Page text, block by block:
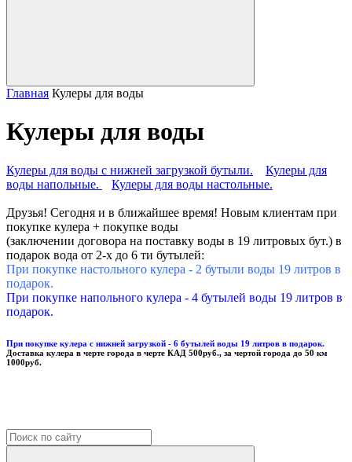
Главная Кулеры для воды
Кулеры для воды
Кулеры для воды с нижней загрузкой бутыли.
Кулеры для
воды напольные.
Кулеры для воды настольные.
Друзья! Сегодня и в ближайшее время! Новым клиентам при
покупке кулера + покупке воды
(заключении договора на поставку воды в 19 литровых бут.) в
подарок вода от 2-х до 6 ти бутылей:
При покупке настольного кулера - 2 бутыли воды 19 литров в
подарок.
При покупке напольного кулера - 4 бутылей воды 19 литров в
подарок.
При покупке кулера с нижней загрузкой - 6 бутылей воды 19 литров в подарок.
Доставка кулера в черте города в черте КАД 500руб., за чертой города до 50 км
1000руб.